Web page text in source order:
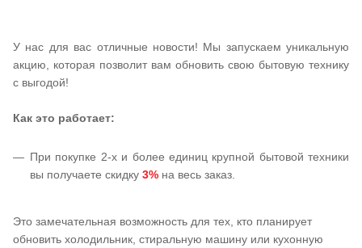
У нас для вас отличные новости! Мы запускаем уникальную
акцию, которая позволит вам обновить свою бытовую технику
с выгодой!
Как это работает:
При покупке 2-х и более единиц крупной бытовой техники
вы получаете скидку 3% на весь заказ.
Это замечательная возможность для тех, кто планирует
обновить холодильник, стиральную машину или кухонную